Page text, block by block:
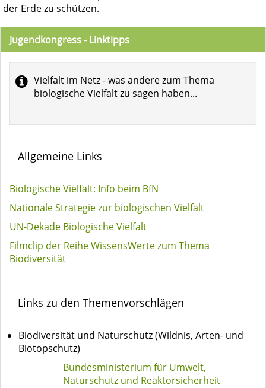
der Erde zu schützen.
Jugendkongress - Linktipps
Vielfalt im Netz - was andere zum Thema
biologische Vielfalt zu sagen haben...
Allgemeine Links
Biologische Vielfalt: Info beim BfN
Nationale Strategie zur biologischen Vielfalt
UN-Dekade Biologische Vielfalt
Filmclip der Reihe WissensWerte zum Thema
Biodiversität
Links zu den Themenvorschlägen
Biodiversität und Naturschutz (Wildnis, Arten- und
Biotopschutz)
Bundesministerium für Umwelt,
Naturschutz und Reaktorsicherheit